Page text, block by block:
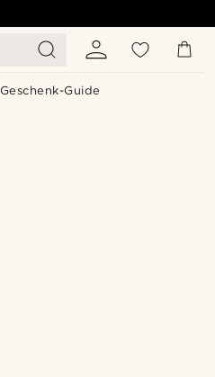
Geschenk-Guide